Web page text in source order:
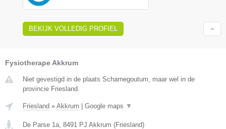
BEKIJK VOLLEDIG PROFIEL
Fysiotherape Akkrum
Niet gevestigd in de plaats Scharnegoutum, maar wel in de
provincie Friesland.
Friesland » Akkrum | Google maps ▼
De Parse 1a 8491 PJ Akkrum (Friesland)